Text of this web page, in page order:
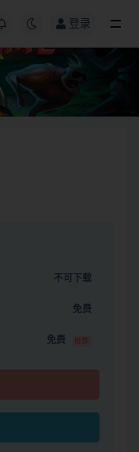
登录
不可下载
免费
免费 推荐